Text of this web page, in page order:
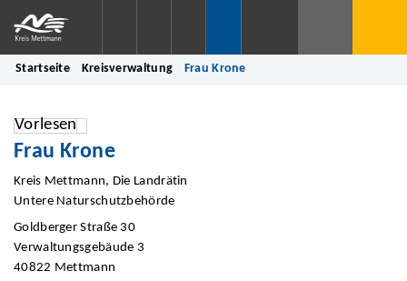
Startseite Kreisverwaltung Frau Krone
Vorlesen
Frau Krone
Kreis Mettmann, Die Landrätin
Untere Naturschutzbehörde
Goldberger Straße 30
Verwaltungsgebäude 3
40822 Mettmann